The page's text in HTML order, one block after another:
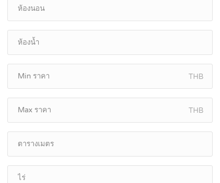
THB
THB